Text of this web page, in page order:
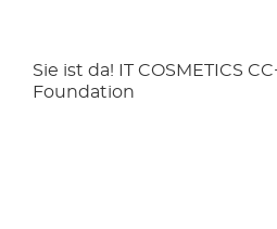
Sie ist da! IT COSMETICS
Foundation